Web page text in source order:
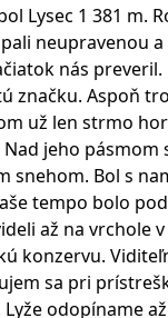
Lysec 1 381 m.
neupravenou
nás preveril.
značku. Aspoň
už len strmo
jeho pásmom
snehom. Bol s
tempo bolo
až na vrchole
konzervu.
sa pri
odopíname